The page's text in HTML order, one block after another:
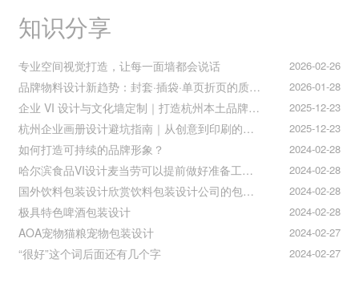
知识分享
2026-02-26
专业空间视觉打造，让每一面墙都会说话
2026-01-28
品牌物料设计新趋势：封套·插袋·单页折页的质感升级之道
2025-12-23
企业 VI 设计与文化墙定制｜打造杭州本土品牌专属视觉符号
2025-12-23
杭州企业画册设计避坑指南｜从创意到印刷的全流程把控
2024-02-28
如何打造可持续的品牌形象？
2024-02-28
哈尔滨食品VI设计麦当劳可以提前做好准备工作促进挪动购买
2024-02-28
国外饮料包装设计欣赏饮料包装设计公司的包装设计
2024-02-28
极具特色啤酒包装设计
2024-02-27
AOA宠物猫粮宠物包装设计
2024-02-27
“很好”这个词后面还有几个字